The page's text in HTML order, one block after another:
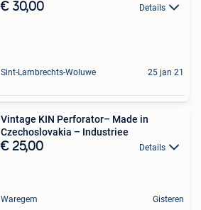
€ 30,00 Details
Sint-Lambrechts-Woluwe 25 jan 21
Vintage KIN Perforator– Made in
Czechoslovakia – Industriee
€ 25,00 Details
Waregem Gisteren